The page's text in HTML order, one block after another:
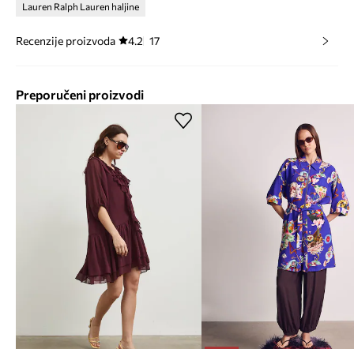
Lauren Ralph Lauren haljine
Recenzije proizvoda 4.2 17
Preporučeni proizvodi